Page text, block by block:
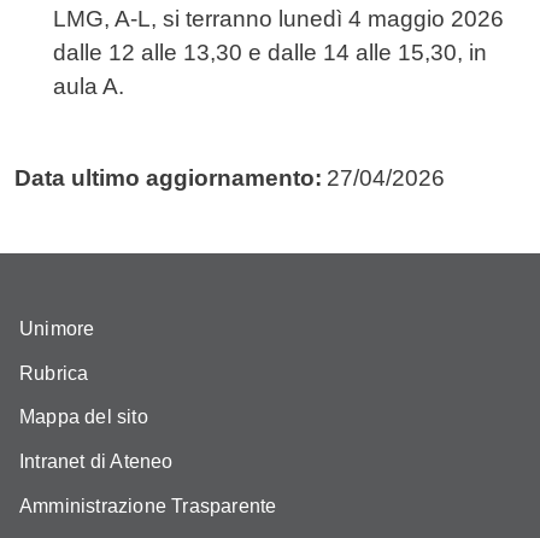
LMG, A-L, si terranno lunedì 4 maggio 2026
dalle 12 alle 13,30 e dalle 14 alle 15,30, in
aula A.
Data ultimo aggiornamento: 27/04/2026
Unimore
Rubrica
Mappa del sito
Intranet di Ateneo
Amministrazione Trasparente